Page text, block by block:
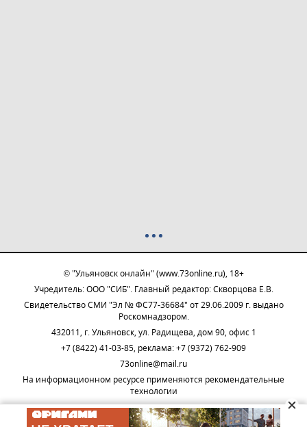
© "Ульяновск онлайн" (www.73online.ru), 18+
Учредитель: ООО "СИБ". Главный редактор: Скворцова Е.В.
Свидетельство СМИ "Эл № ФС77-36684" от 29.06.2009 г. выдано
Роскомнадзором.
432011, г. Ульяновск, ул. Радищева, дом 90, офис 1
+7 (8422) 41-03-85, реклама: +7 (9372) 762-909
73online@mail.ru
На информационном ресурсе применяются рекомендательные
технологии